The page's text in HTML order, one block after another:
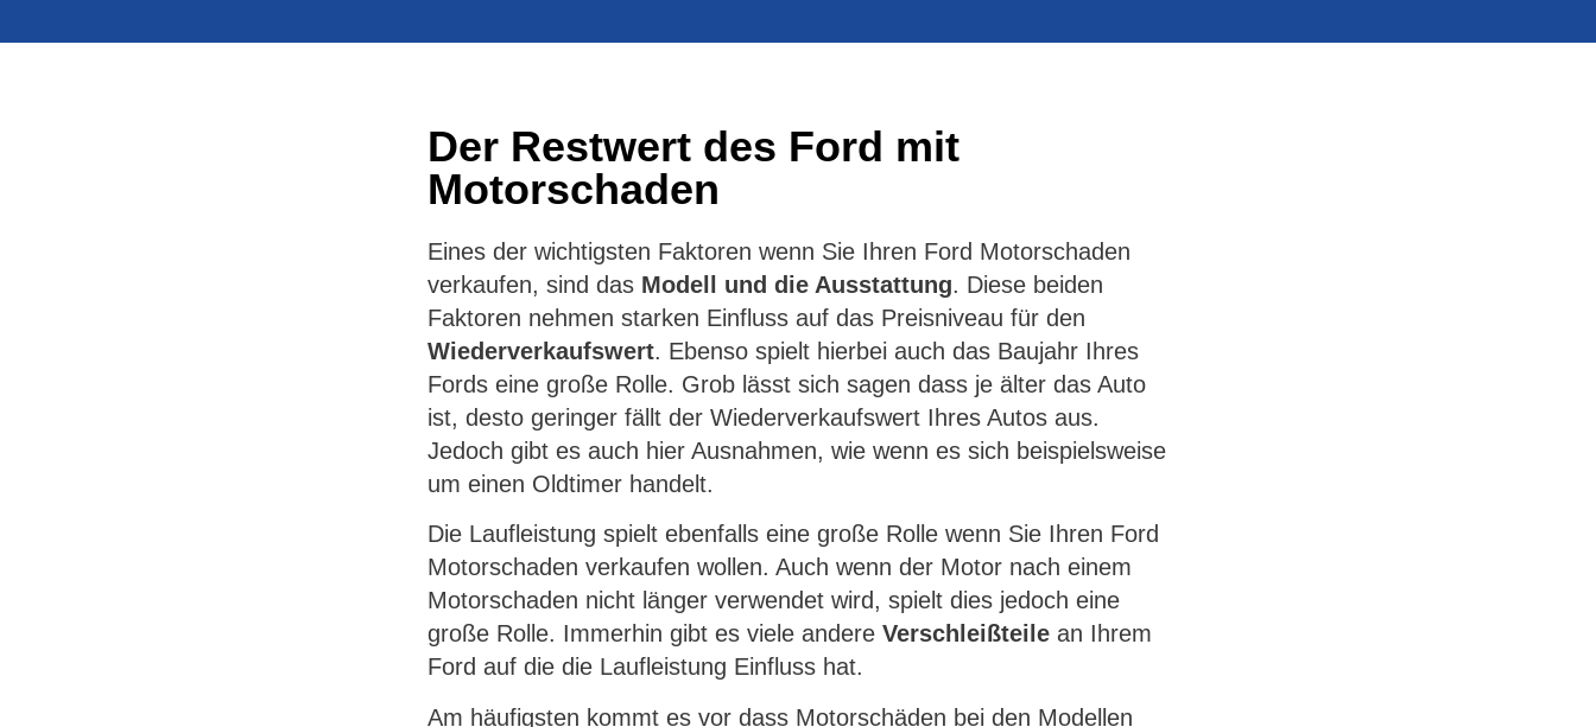
Der Restwert des Ford mit
Motorschaden
Eines der wichtigsten Faktoren wenn Sie Ihren Ford Motorschaden
verkaufen, sind das Modell und die Ausstattung. Diese beiden
Faktoren nehmen starken Einfluss auf das Preisniveau für den
Wiederverkaufswert. Ebenso spielt hierbei auch das Baujahr Ihres
Fords eine große Rolle. Grob lässt sich sagen dass je älter das Auto
ist, desto geringer fällt der Wiederverkaufswert Ihres Autos aus.
Jedoch gibt es auch hier Ausnahmen, wie wenn es sich beispielsweise
um einen Oldtimer handelt.
Die Laufleistung spielt ebenfalls eine große Rolle wenn Sie Ihren Ford
Motorschaden verkaufen wollen. Auch wenn der Motor nach einem
Motorschaden nicht länger verwendet wird, spielt dies jedoch eine
große Rolle. Immerhin gibt es viele andere Verschleißteilean Ihrem
Ford auf die die Laufleistung Einfluss hat.
Am häufigsten kommt es vor dass Motorschäden bei den Modellen